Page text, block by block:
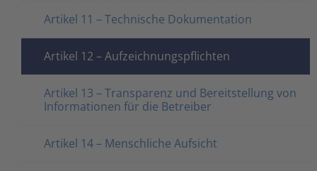
Artikel 11 – Technische Dokumentation
Artikel 12 – Aufzeichnungspflichten
Artikel 13 – Transparenz und Bereitstellung von
Informationen für die Betreiber
Artikel 14 – Menschliche Aufsicht